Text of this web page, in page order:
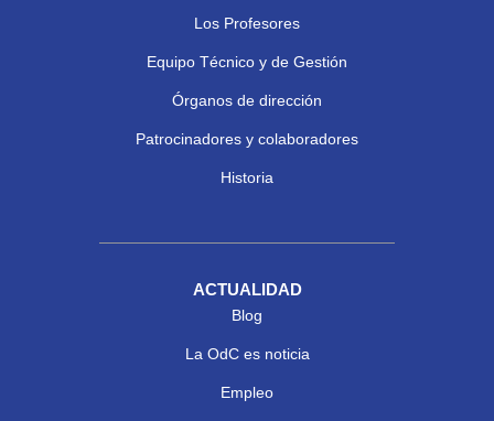
Los Profesores
Equipo Técnico y de Gestión
Órganos de dirección
Patrocinadores y colaboradores
Historia
ACTUALIDAD
Blog
La OdC es noticia
Empleo